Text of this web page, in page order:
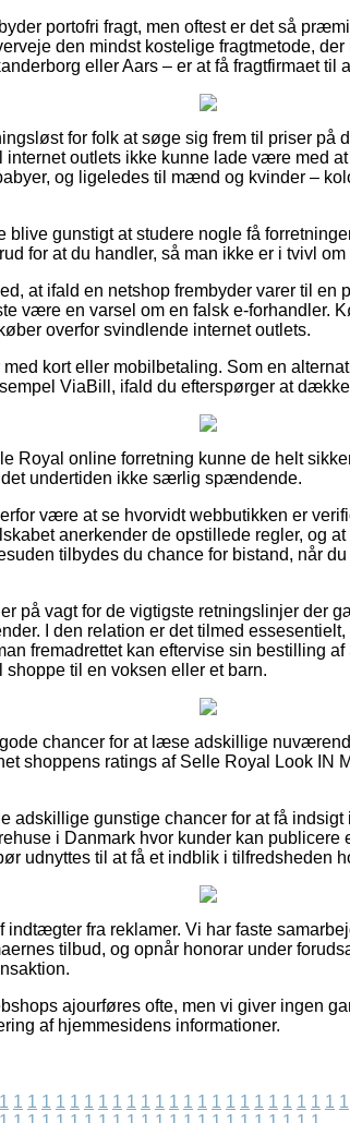
portofri fragt, men oftest er det så
den mindst kostelige fragtmetode,
eller Aars – er at få fragtfirmaet til
for folk at søge sig frem til priser på
outlets ikke kunne lade være med
og ligeledes til mænd og kvinder –
blive gunstigt at studere nogle få
for at du handler, så man ikke er i tvivl
at ifald en netshop frembyder varer til en
være en varsel om en falsk e-forhandler.
overfor svindlende internet outlets.
kort eller mobilbetaling. Som en
ViaBill, ifald du efterspørger at
Royal online forretning kunne de helt
undertiden ikke særlig spændende.
være at se hvorvidt webbutikken er
anerkender de opstillede regler, og
tilbydes du chance for bistand, når
på vagt for de vigtigste retningslinjer der
I den relation er det tilmed
fremadrettet kan eftervise sin bestilling
til en voksen eller et barn.
chancer for at læse adskillige
shoppens ratings af Selle Royal Look IN
adskillige gunstige chancer for at få
i Danmark hvor kunder kan publicere
udnyttes til at få et indblik i tilfredsheden
indtægter fra reklamer. Vi har faste
tilbud, og opnår honorar under
ajourføres ofte, men vi giver ingen
af hjemmesidens informationer.
1 1 1 1 1 1 1 1 1 1 1 1 1 1 1 1 1 1 1 1 1 1 1 1 1